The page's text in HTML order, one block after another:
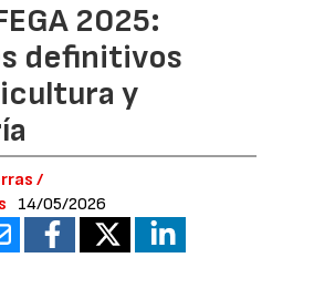
2025:
definitivos
y
/
14/05/2026